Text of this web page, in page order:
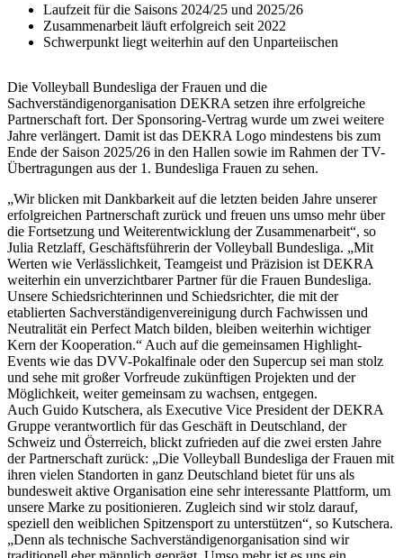
Laufzeit für die Saisons 2024/25 und 2025/26
Zusammenarbeit läuft erfolgreich seit 2022
Schwerpunkt liegt weiterhin auf den Unparteiischen
Die Volleyball Bundesliga der Frauen und die
Sachverständigenorganisation DEKRA setzen ihre erfolgreiche
Partnerschaft fort. Der Sponsoring-Vertrag wurde um zwei weitere
Jahre verlängert. Damit ist das DEKRA Logo mindestens bis zum
Ende der Saison 2025/26 in den Hallen sowie im Rahmen der TV-
Übertragungen aus der 1. Bundesliga Frauen zu sehen.
„Wir blicken mit Dankbarkeit auf die letzten beiden Jahre unserer
erfolgreichen Partnerschaft zurück und freuen uns umso mehr über
die Fortsetzung und Weiterentwicklung der Zusammenarbeit“, so
Julia Retzlaff, Geschäftsführerin der Volleyball Bundesliga. „Mit
Werten wie Verlässlichkeit, Teamgeist und Präzision ist DEKRA
weiterhin ein unverzichtbarer Partner für die Frauen Bundesliga.
Unsere Schiedsrichterinnen und Schiedsrichter, die mit der
etablierten Sachverständigenvereinigung durch Fachwissen und
Neutralität ein Perfect Match bilden, bleiben weiterhin wichtiger
Kern der Kooperation.“ Auch auf die gemeinsamen Highlight-
Events wie das DVV-Pokalfinale oder den Supercup sei man stolz
und sehe mit großer Vorfreude zukünftigen Projekten und der
Möglichkeit, weiter gemeinsam zu wachsen, entgegen.
Auch Guido Kutschera, als Executive Vice President der DEKRA
Gruppe verantwortlich für das Geschäft in Deutschland, der
Schweiz und Österreich, blickt zufrieden auf die zwei ersten Jahre
der Partnerschaft zurück: „Die Volleyball Bundesliga der Frauen mit
ihren vielen Standorten in ganz Deutschland bietet für uns als
bundesweit aktive Organisation eine sehr interessante Plattform, um
unsere Marke zu positionieren. Zugleich sind wir stolz darauf,
speziell den weiblichen Spitzensport zu unterstützen“, so Kutschera.
„Denn als technische Sachverständigenorganisation sind wir